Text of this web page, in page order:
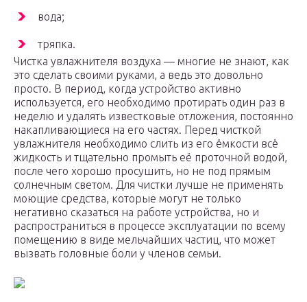
вода;
тряпка.
Чистка увлажнителя воздуха — многие не знают, как
это сделать своими руками, а ведь это довольно
просто. В период, когда устройство активно
используется, его необходимо протирать один раз в
неделю и удалять известковые отложения, постоянно
накапливающиеся на его частях. Перед чисткой
увлажнителя необходимо слить из его ёмкости всё
жидкость и тщательно промыть её проточной водой,
после чего хорошо просушить, но не под прямым
солнечным светом. Для чистки лучше не применять
моющие средства, которые могут не только
негативно сказаться на работе устройства, но и
распространиться в процессе эксплуатации по всему
помещению в виде мельчайших частиц, что может
вызвать головные боли у членов семьи.